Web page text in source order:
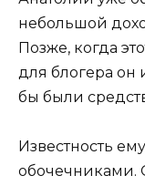
небольшой
Позже, когда
для блогера он
бы были
Известность
обочечниками.